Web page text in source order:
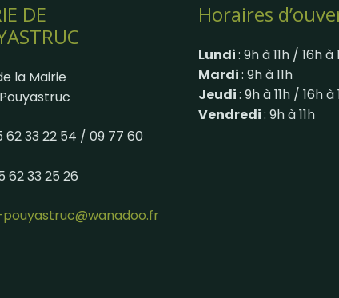
DE
la Mairie
62 33 22 54 / 09 77 60
62 33 25 26
Horaires
Lundi: 9h à 11h / 16h à
Mardi: 9h à 11h
Jeudi: 9h à 11h / 16h à
Vendredi: 9h à 11h